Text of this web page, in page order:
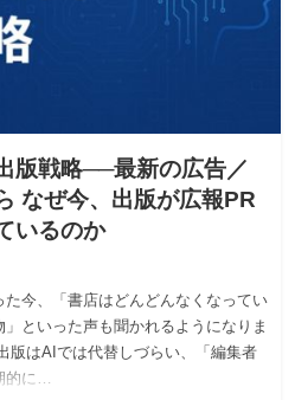
版戦略──最新の広告／
なぜ今、出版が広報PR
いるのか
今、「書店はどんどんなくなってい
といった声も聞かれるようになりま
版はAIでは代替しづらい、「編集者
的に…